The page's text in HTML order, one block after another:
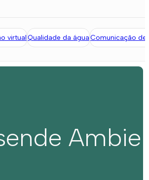
virtualQualidade da águaComunicação de